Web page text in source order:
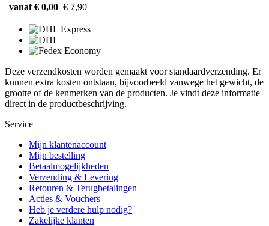
vanaf € 0,00 € 7,90
Deze verzendkosten worden gemaakt voor standaardverzending. Er
kunnen extra kosten ontstaan, bijvoorbeeld vanwege het gewicht, de
grootte of de kenmerken van de producten. Je vindt deze informatie
direct in de productbeschrijving.
Service
Mijn klantenaccount
Mijn bestelling
Betaalmogelijkheden
Verzending & Levering
Retouren & Terugbetalingen
Acties & Vouchers
Heb je verdere hulp nodig?
Zakelijke klanten